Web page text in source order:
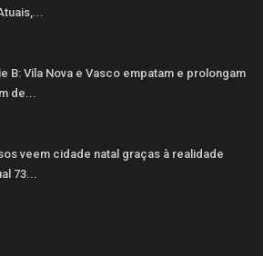
B: Vila Nova e Vasco empatam e prolongam
de...
veem cidade natal graças à realidade
73...